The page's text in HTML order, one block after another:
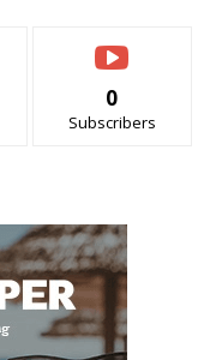
0
Subscribers